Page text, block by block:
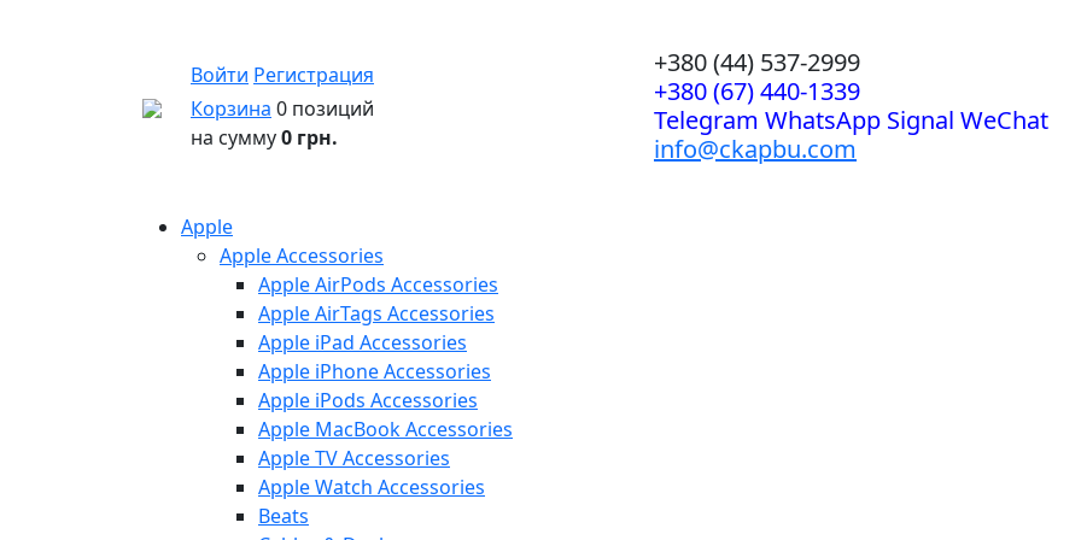
Войти Регистрация
Корзина 0 позиций
на сумму0 грн.
+380 (44) 537-2999
+380 (67) 440-1339
Telegram WhatsApp Signal WeChat
info@ckapbu.com
Apple
Apple Accessories
Apple AirPods Accessories
Apple AirTags Accessories
Apple iPad Accessories
Apple iPhone Accessories
Apple iPods Accessories
Apple MacBook Accessories
Apple TV Accessories
Apple Watch Accessories
Beats